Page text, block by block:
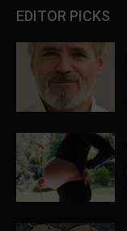
EDITOR PICKS